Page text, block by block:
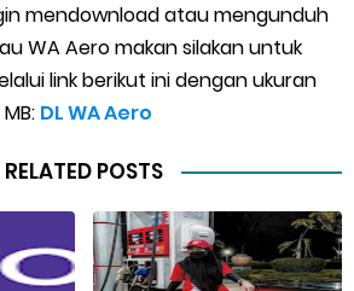
mendownload atau mengunduh
WA Aero makan silakan untuk
link berikut ini dengan ukuran
DL WA Aero
RELATED POSTS